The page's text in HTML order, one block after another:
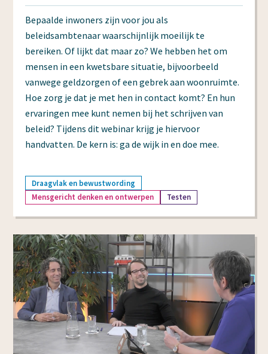
Bepaalde inwoners zijn voor jou als
beleidsambtenaar waarschijnlijk moeilijk te
bereiken. Of lijkt dat maar zo? We hebben het om
mensen in een kwetsbare situatie, bijvoorbeeld
vanwege geldzorgen of een gebrek aan woonruimte.
Hoe zorg je dat je met hen in contact komt? En hun
ervaringen mee kunt nemen bij het schrijven van
beleid? Tijdens dit webinar krijg je hiervoor
handvatten. De kern is: ga de wijk in en doe mee.
Draagvlak en bewustwording
Mensgericht denken en ontwerpen
Testen